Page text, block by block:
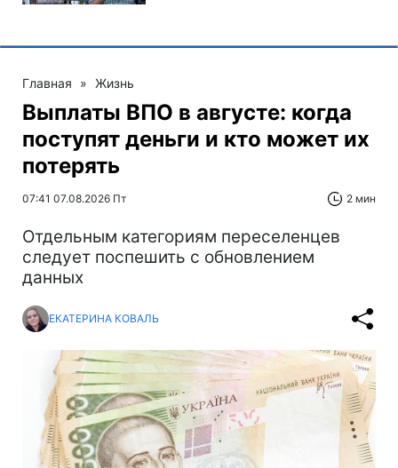
Главная » Жизнь
Выплаты ВПО в августе: когда
поступят деньги и кто может их
потерять
07:41 07.08.2026 Пт 2 мин
Отдельным категориям переселенцев
следует поспешить с обновлением
данных
ЕКАТЕРИНА КОВАЛЬ